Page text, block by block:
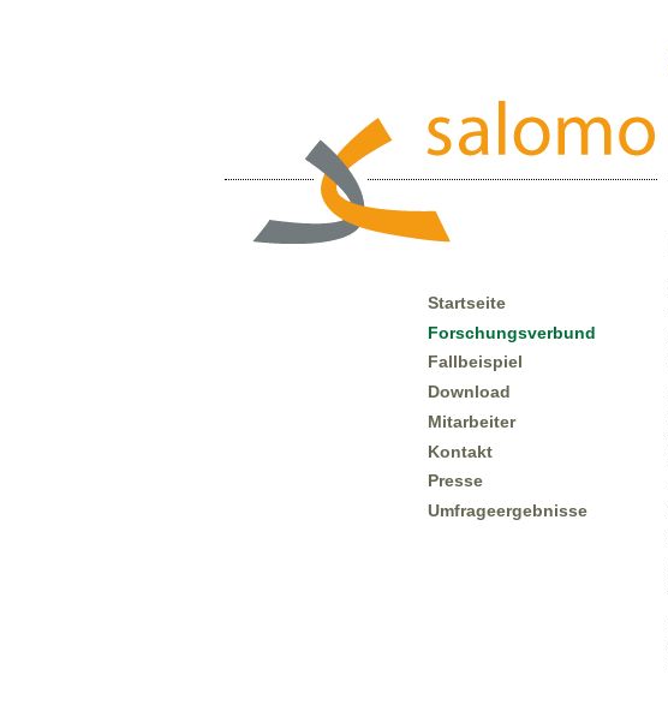
Startseite
Forschungsverbund
Fallbeispiel
Download
Mitarbeiter
Kontakt
Presse
Umfrageergebnisse